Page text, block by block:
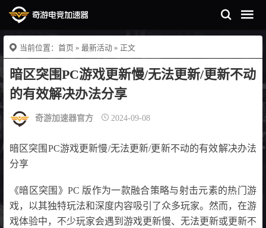
当前位置： 首页 » 最新活动 » 正文
暗区突围PC游戏更新慢/无法更新/更新不动
的有效解决办法分享
奇游加速器官方 2024-09-08
暗区突围PC游戏更新慢/无法更新/更新不动的有效解决办法
分享
《暗区突围》PC 版作为一款融合策略与射击元素的热门游
戏，以其独特玩法和深度内容吸引了众多玩家。然而，在游
戏体验中，不少玩家会遇到游戏更新慢、无法更新或更新不